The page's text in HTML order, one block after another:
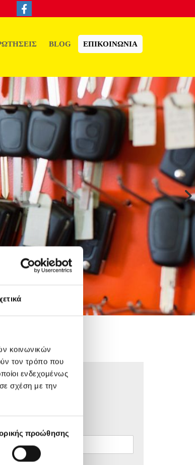
κοινωνικών
τον τρόπο που
ενδεχομένως
σχέση με την
προώθησης
BLOG ΕΠΙΚΟΙΝΩΝΙΑ
E-mail*